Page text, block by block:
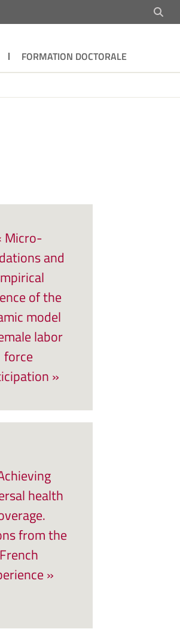
FORMATION DOCTORALE
Micro-
and
of the
model
labor
force
»
health
from the
French
»